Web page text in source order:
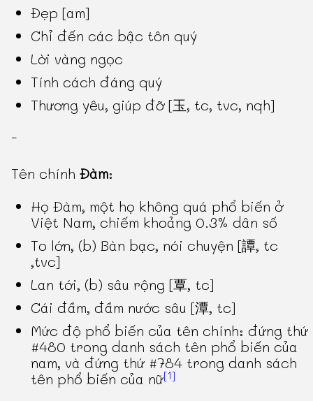
Đẹp [am]
Chỉ đến các bậc tôn quý
Lời vàng ngọc
Tính cách đáng quý
Thương yêu, giúp đỡ [玉, tc, tvc, nqh]
-
Tên chínhĐàm:
Họ Đàm, một họ không quá phổ biến ở
Việt Nam, chiếm khoảng 0.3% dân số
To lớn, (b) Bàn bạc, nói chuyện [譚, tc
,tvc]
Lan tới, (b) sâu rộng [覃, tc]
Cái đầm, đầm nước sâu [潭, tc]
Mức độ phổ biến của tên chính: đứng thứ
#480 trong danh sách tên phổ biến của
nam, và đứng thứ #784 trong danh sách
tên phổ biến của nữ[1]